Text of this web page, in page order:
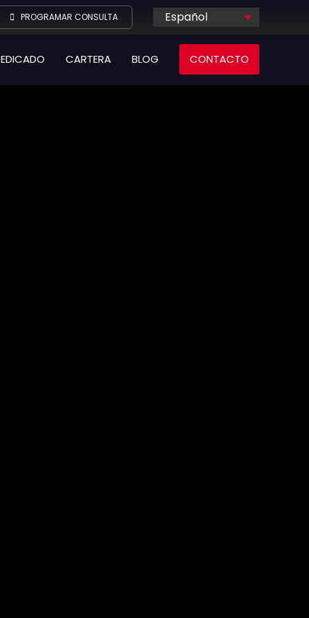
PROGRAMAR CONSULTA Español
CARTERA BLOG CONTACTO